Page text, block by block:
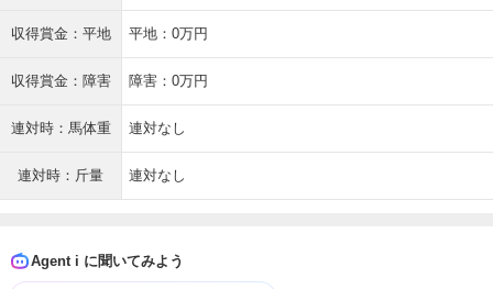
収得賞金：平地 平地：0万円
収得賞金：障害 障害：0万円
連対時：馬体重 連対なし
連対時：斤量 連対なし
Agent i に聞いてみよう